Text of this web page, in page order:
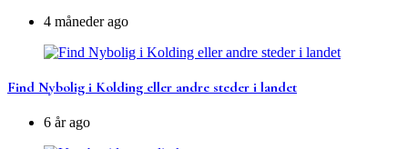
4 måneder ago
Find Nybolig i Kolding eller andre steder i landet
6 år ago